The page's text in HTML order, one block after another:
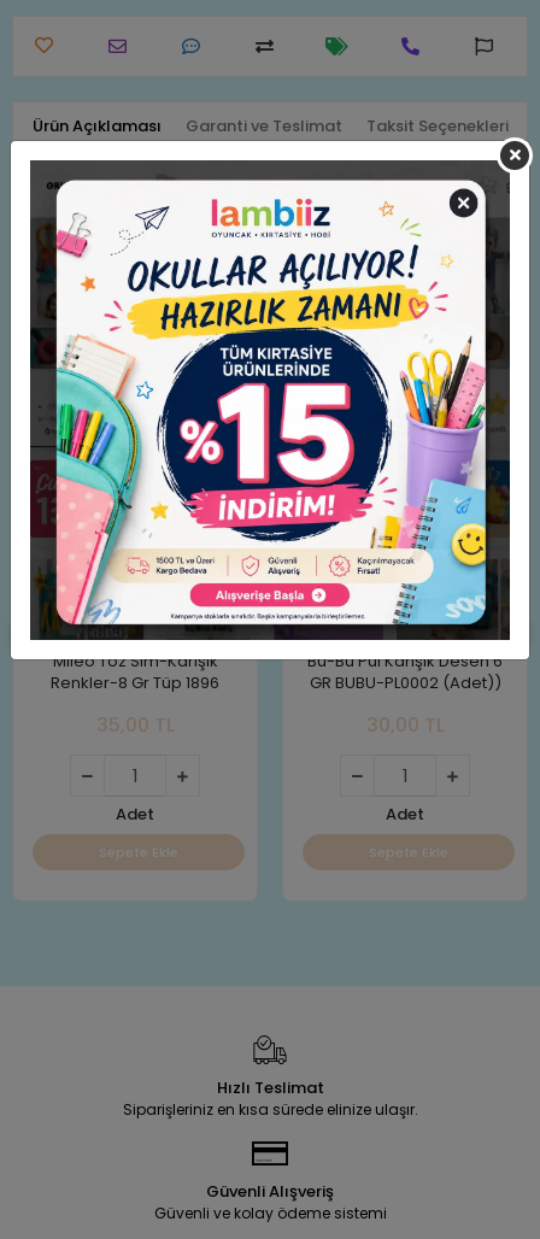
Ürün Açıklaması Garanti ve Teslimat Taksit Seçenekleri
Puti Şekilli Simli Sticker Eva (Yapışkanlı) Gülen Yıldız
Benzer Ürünler
Mileo Toz Sim-Karışık
Renkler-8 Gr Tüp 1896
35,00 TL
Adet
Sepete Ekle
Bu-Bu Pul Karışık Desen 6
GR BUBU-PL0002 (Adet))
30,00 TL
Adet
Sepete Ekle
Hızlı Teslimat
Siparişleriniz en kısa sürede elinize ulaşır.
Güvenli Alışveriş
Güvenli ve kolay ödeme sistemi